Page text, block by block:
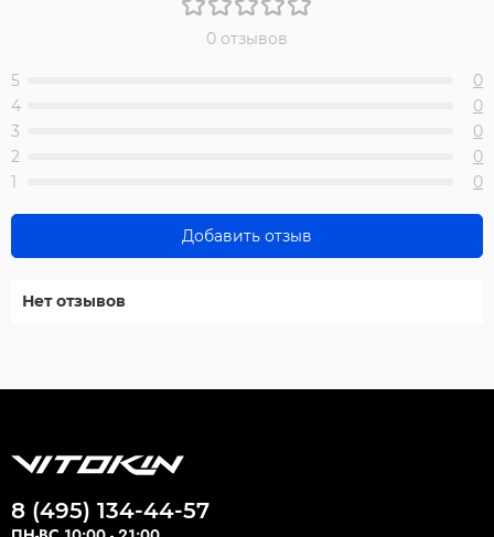
0 отзывов
5
0
4
0
3
0
2
0
1
0
Добавить отзыв
Нет отзывов
8 (495) 134-44-57